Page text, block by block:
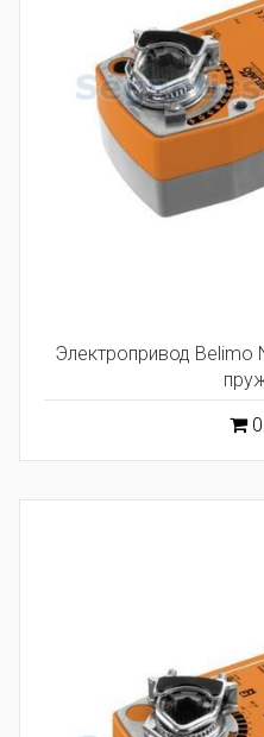
Электропривод Belimo